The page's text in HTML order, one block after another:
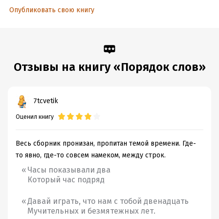
Опубликовать свою книгу
Отзывы на книгу «Порядок слов»
7tcvetik
Оценил книгу
Весь сборник пронизан, пропитан темой времени. Где-
то явно, где-то совсем намеком, между строк.
Часы показывали два
Который час подряд
Давай играть, что нам с тобой двенадцать
Мучительных и безмятежных лет.